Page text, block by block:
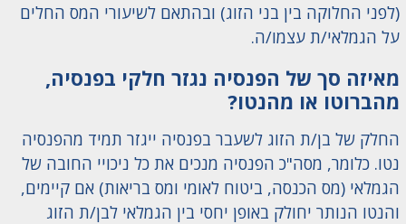
(לפני החלוקה בין בני הזוג) ובהתאם לשיעורי המס החלים
על הגמלאי/ת עצמו/ה.
מאיזה סך של הפנסיה נגזר חלקי בפנסיה,
מהברוטו או מהנטו?
החלק של בן/ת הזוג לשעבר בפנסיה ייגזר תמיד מהפנסיה
נטו. כלומר, מסה"כ הפנסיה מנכים את כל ניכויי החובה של
הגמלאי (מס הכנסה, ביטוח לאומי ומס בריאות) אם קיימים,
והנטו הנותר יחולק באופן יחסי בין הגמלאי לבן/ת הזוג